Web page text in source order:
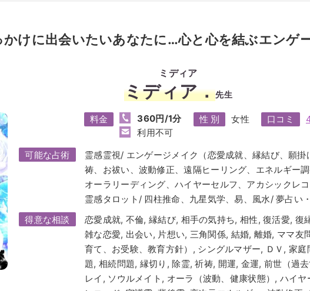
チャネリング
オーラ
西洋占星術
けに出会いたいあなたに…心と心を結ぶエンゲ
ミディア
ミディア．先生
料金
360円/1分
利用不可
性 別 女性 口コミ
可能な占術
霊感霊視/ エンゲージメイク（恋愛成就、縁結び、願
祷、お祓い、波動修正、遠隔ヒーリング、エネルギー
オーラリーディング、ハイヤーセルフ、アカシックレ
霊感タロット/ 四柱推命、九星気学、易、風水/ 夢占い
得意な相談
恋愛成就, 不倫, 縁結び, 相手の気持ち, 相性, 復活愛, 復
雑な恋愛, 出会い, 片想い, 三角関係, 結婚, 離婚, ママ友
育て、お受験、教育方針）, シングルマザー, ＤＶ, 家
題, 相続問題, 縁切り, 除霊, 祈祷, 開運, 金運, 前世（過
レイ, ソウルメイト, オーラ（波動、健康状態）, ハイ